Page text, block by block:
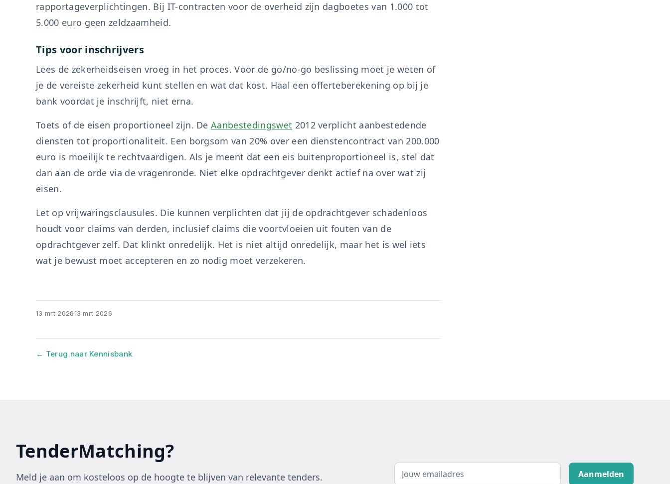
rapportageverplichtingen. Bij IT-contracten voor de overheid zijn dagboetes van 1.000 tot
5.000 euro geen zeldzaamheid.
Tips voor inschrijvers
Lees de zekerheidseisen vroeg in het proces. Voor de go/no-go beslissing moet je weten of
je de vereiste zekerheid kunt stellen en wat dat kost. Haal een offerteberekening op bij je
bank voordat je inschrijft, niet erna.
Toets of de eisen proportioneel zijn. DeAanbestedingswet 2012 verplicht aanbestedende
diensten tot proportionaliteit. Een borgsom van 20% over een dienstencontract van 200.000
euro is moeilijk te rechtvaardigen. Als je meent dat een eis buitenproportioneel is, stel dat
dan aan de orde via de vragenronde. Niet elke opdrachtgever denkt actief na over wat zij
eisen.
Let op vrijwaringsclausules. Die kunnen verplichten dat jij de opdrachtgever schadenloos
houdt voor claims van derden, inclusief claims die voortvloeien uit fouten van de
opdrachtgever zelf. Dat klinkt onredelijk. Het is niet altijd onredelijk, maar het is wel iets
wat je bewust moet accepteren en zo nodig moet verzekeren.
← Terug naar Kennisbank
13 mrt 202613 mrt 2026
TenderMatching?
Meld je aan om kosteloos op de hoogte te blijven van relevante tenders.